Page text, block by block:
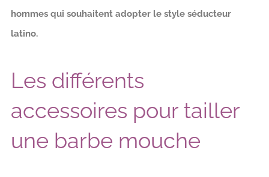
hommes qui souhaitent adopter le style séducteur
latino.
Les différents
accessoires pour tailler
une barbe mouche